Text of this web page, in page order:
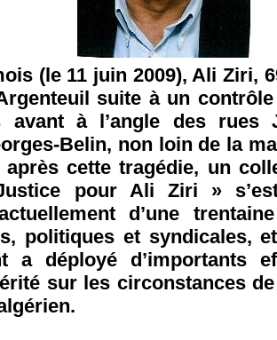
(le 11 juin 2009), Ali Ziri,
suite à un
avant à l’angle des rues
Belin, non loin de la
cette tragédie, un
pour Ali Ziri »
d’une
politiques et syndicales,
a déployé d’importants
sur les circonstances